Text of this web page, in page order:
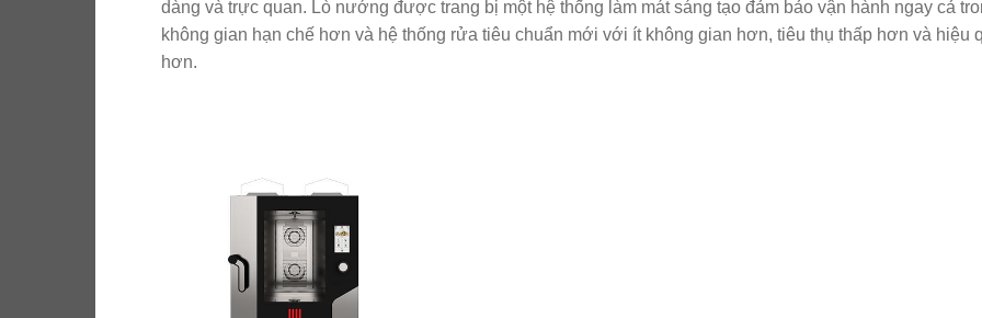
dàng và trực quan. Lò nướng được trang bị một hệ thống làm mát sáng tạo đảm bảo vận hành ngay cả
không gian hạn chế hơn và hệ thống rửa tiêu chuẩn mới với ít không gian hơn, tiêu thụ thấp hơn và hiệu
hơn.